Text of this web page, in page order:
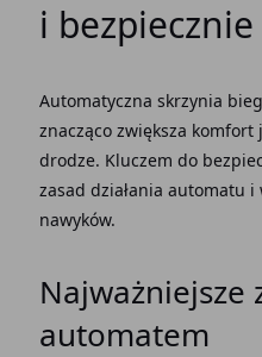
i bezpiecznie
Automatyczna skrzynia
znacząco zwiększa
drodze. Kluczem do
zasad działania automatu
nawyków.
Najważniejsze
automatem